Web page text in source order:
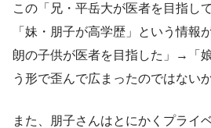
この「兄・平岳大が医者を目指し
「妹・朋子が高学歴」という情報
朗の子供が医者を目指した」→「
う形で歪んで広まったのではない
また、朋子さんはとにかくプライ